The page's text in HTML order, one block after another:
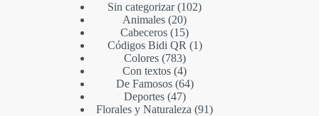
Sin categorizar 102
Animales 20
Cabeceros 15
Códigos Bidi QR
1
Colores 783
Con textos 4
De Famosos 64
Deportes 47
Florales y Naturaleza 91